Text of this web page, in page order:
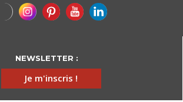
NEWSLETTER :
Je m'inscris !